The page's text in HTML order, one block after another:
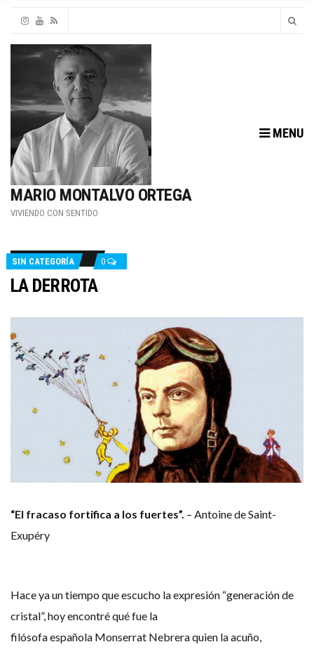
MARIO MONTALVO ORTEGA
VIVIENDO CON SENTIDO
MENU
SIN CATEGORÍA 0
LA DERROTA
“El fracaso fortifica a los fuertes”. – Antoine de Saint-
Exupéry
Hace ya un tiempo que escucho la expresión “generación de
cristal”, hoy encontré qué fue la
filósofa española Monserrat Nebrera quien la acuño,